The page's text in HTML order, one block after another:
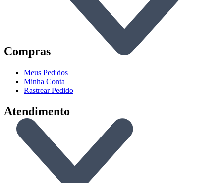
Compras
Meus Pedidos
Minha Conta
Rastrear Pedido
Atendimento